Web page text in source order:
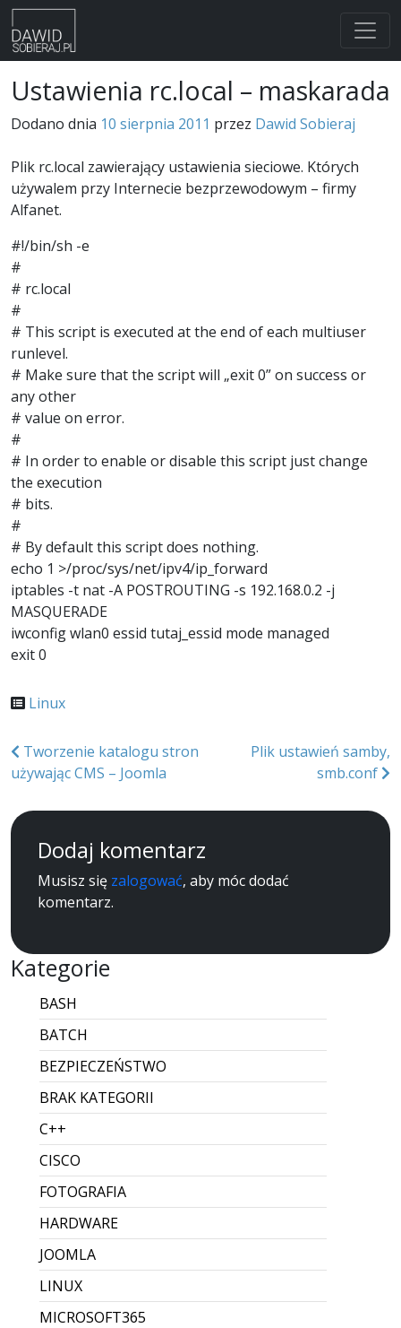
content
Ustawienia rc.local – maskarada
Dodano dnia 10 sierpnia 2011 przez Dawid Sobieraj
Plik rc.local zawierający ustawienia sieciowe. Których
używalem przy Internecie bezprzewodowym – firmy
Alfanet.
#!/bin/sh -e
#
# rc.local
#
# This script is executed at the end of each multiuser
runlevel.
# Make sure that the script will „exit 0” on success or
any other
# value on error.
#
# In order to enable or disable this script just change
the execution
# bits.
#
# By default this script does nothing.
echo 1 >/proc/sys/net/ipv4/ip_forward
iptables -t nat -A POSTROUTING -s 192.168.0.2 -j
MASQUERADE
iwconfig wlan0 essid tutaj_essid mode managed
exit 0
Linux
Nawigacja
wpisu
Tworzenie katalogu stron
używając CMS – Joomla
Plik ustawień samby,
smb.conf
Dodaj komentarz
Musisz się zalogować, aby móc dodać
komentarz.
Kategorie
BASH
BATCH
BEZPIECZEŃSTWO
BRAK KATEGORII
C++
CISCO
FOTOGRAFIA
HARDWARE
JOOMLA
LINUX
MICROSOFT365